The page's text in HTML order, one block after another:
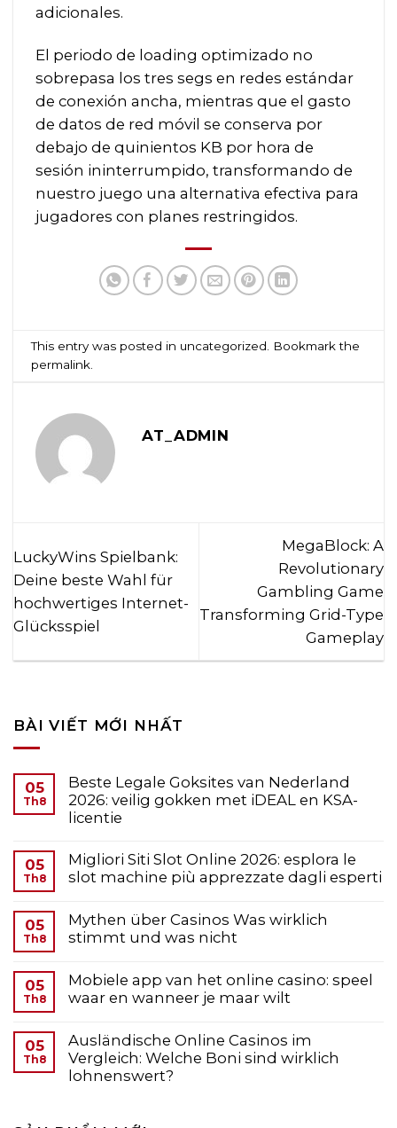
adicionales.
El periodo de loading optimizado no
sobrepasa los tres segs en redes estándar
de conexión ancha, mientras que el gasto
de datos de red móvil se conserva por
debajo de quinientos KB por hora de
sesión ininterrumpido, transformando de
nuestro juego una alternativa efectiva para
jugadores con planes restringidos.
This entry was posted in uncategorized . Bookmark the
permalink
AT_ADMIN
LuckyWins Spielbank:
Deine beste Wahl für
hochwertiges Internet-
Glücksspiel
MegaBlock: A
Revolutionary
Gambling Game
Transforming Grid-Type
Gameplay
BÀI VIẾT MỚI NHẤT
05
Th8
Beste Legale Goksites van Nederland
2026: veilig gokken met iDEAL en KSA-
licentie
05
Th8
Migliori Siti Slot Online 2026: esplora le
slot machine più apprezzate dagli esperti
05
Th8
Mythen über Casinos Was wirklich
stimmt und was nicht
05
Th8
Mobiele app van het online casino: speel
waar en wanneer je maar wilt
05
Th8
Ausländische Online Casinos im
Vergleich: Welche Boni sind wirklich
lohnenswert?